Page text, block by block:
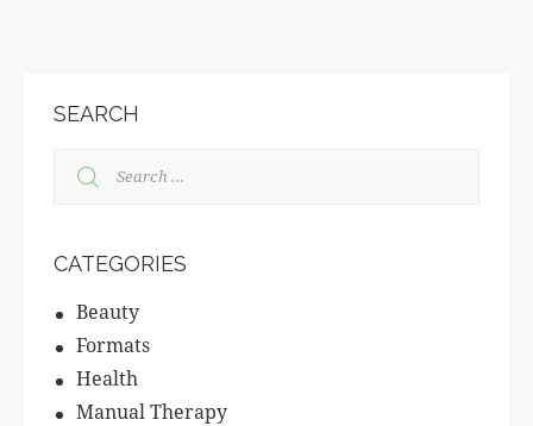
SEARCH
CATEGORIES
Beauty
Formats
Health
Manual Therapy